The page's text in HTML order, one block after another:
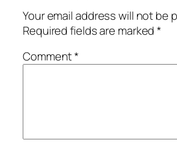
Your email address will not be
Required fields are marked*
Comment*